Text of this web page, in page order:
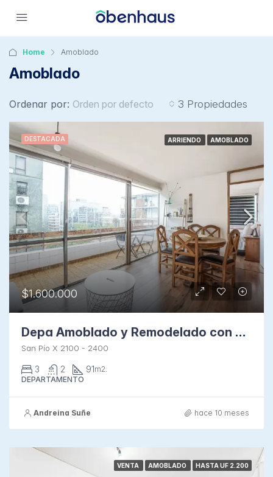
Home Amoblado
Amoblado
3 Propiedades
Ordenar por: Orden por defecto
DESTACADA ARRIENDO AMOBLADO
$1.600.000
Depa Amoblado y Remodelado con Terraza Vista Oriente
San Pío X 2100 - 2400
3 2 91m2.
DEPARTAMENTO
Andreina Suñe hace 10 meses
VENTA AMOBLADO HASTA UF 2.200